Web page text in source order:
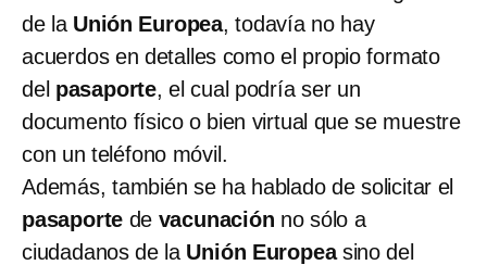
de la Unión Europea, todavía no hay
acuerdos en detalles como el propio formato
del pasaporte, el cual podría ser un
documento físico o bien virtual que se muestre
con un teléfono móvil.
Además, también se ha hablado de solicitar el
pasaporte de vacunación no sólo a
ciudadanos de la Unión Europeasino del